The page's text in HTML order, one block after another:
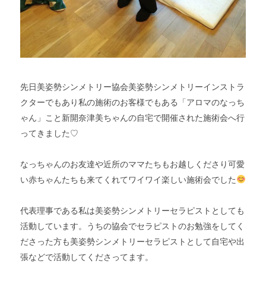
先日美姿勢シンメトリー協会美姿勢シンメトリーインストラ
クターでもあり私の施術のお客様でもある「アロマのなっち
ゃん」こと新開奈津美ちゃんの自宅で開催された施術会へ行
ってきました♡
なっちゃんのお友達や近所のママたちもお越しくださり可愛
い赤ちゃんたちも来てくれてワイワイ楽しい施術会でした
代表理事である私は美姿勢シンメトリーセラピストとしても
活動しています。うちの協会でセラピストのお勉強をしてく
ださった方も美姿勢シンメトリーセラピストとして自宅や出
張などで活動してくださってます。